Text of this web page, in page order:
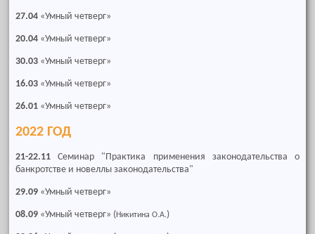
27.04 «Умный четверг»
20.04 «Умный четверг»
30.03 «Умный четверг»
16.03 «Умный четверг»
26.01 «Умный четверг»
2022 ГОД
21-22.11 Семинар "Практика применения законодательства о
банкротстве и новеллы законодательства"
29.09 «Умный четверг»
08.09 «Умный четверг» (Никитина О.А.)